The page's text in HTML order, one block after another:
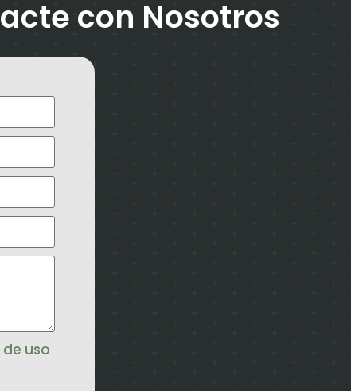
con Nosotros
uso